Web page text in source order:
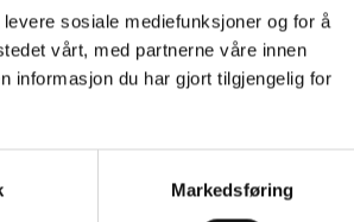
sosiale mediefunksjoner og for å
vårt, med partnerne våre innen
informasjon du har gjort tilgjengelig for
Markedsføring
påskeferie.
status i forkant av årets sesong.